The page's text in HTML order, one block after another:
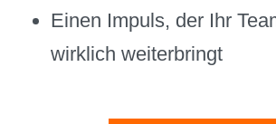
Einen Impuls, der Ihr
wirklich weiterbringt